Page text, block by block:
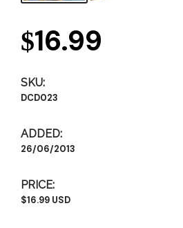
$16.99
SKU:
DCD023
ADDED:
26/06/2013
PRICE:
$16.99 USD